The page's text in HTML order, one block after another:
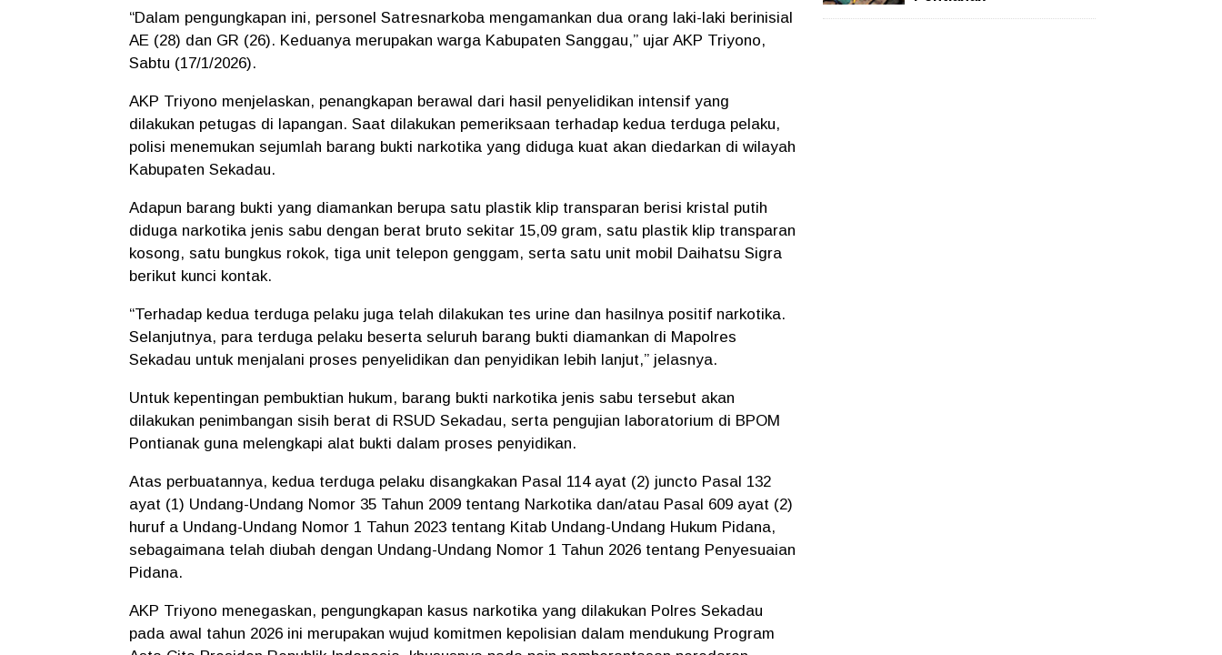
“Dalam pengungkapan ini, personel Satresnarkoba mengamankan dua orang laki-laki berinisial
AE (28) dan GR (26). Keduanya merupakan warga Kabupaten Sanggau,” ujar AKP Triyono,
Sabtu (17/1/2026).
AKP Triyono menjelaskan, penangkapan berawal dari hasil penyelidikan intensif yang
dilakukan petugas di lapangan. Saat dilakukan pemeriksaan terhadap kedua terduga pelaku,
polisi menemukan sejumlah barang bukti narkotika yang diduga kuat akan diedarkan di wilayah
Kabupaten Sekadau.
Adapun barang bukti yang diamankan berupa satu plastik klip transparan berisi kristal putih
diduga narkotika jenis sabu dengan berat bruto sekitar 15,09 gram, satu plastik klip transparan
kosong, satu bungkus rokok, tiga unit telepon genggam, serta satu unit mobil Daihatsu Sigra
berikut kunci kontak.
“Terhadap kedua terduga pelaku juga telah dilakukan tes urine dan hasilnya positif narkotika.
Selanjutnya, para terduga pelaku beserta seluruh barang bukti diamankan di Mapolres
Sekadau untuk menjalani proses penyelidikan dan penyidikan lebih lanjut,” jelasnya.
Untuk kepentingan pembuktian hukum, barang bukti narkotika jenis sabu tersebut akan
dilakukan penimbangan sisih berat di RSUD Sekadau, serta pengujian laboratorium di BPOM
Pontianakguna melengkapi alat bukti dalam proses penyidikan.
Atas perbuatannya, kedua terduga pelaku disangkakan Pasal 114 ayat (2) juncto Pasal 132
ayat (1) Undang-Undang Nomor 35 Tahun 2009 tentang Narkotika dan/atau Pasal 609 ayat (2)
huruf a Undang-Undang Nomor 1 Tahun 2023 tentang Kitab Undang-Undang Hukum Pidana,
sebagaimana telah diubah dengan Undang-Undang Nomor 1 Tahun 2026 tentang Penyesuaian
Pidana.
AKP Triyono menegaskan, pengungkapan kasus narkotika yang dilakukan Polres Sekadau
pada awal tahun 2026 ini merupakan wujud komitmen kepolisian dalam mendukung Program